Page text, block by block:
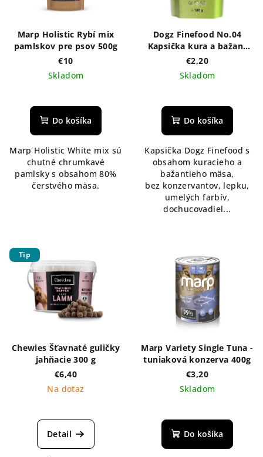
Marp Holistic Rybí mix
pamlskov pre psov 500g
€10
Skladom
Do košíka
Marp Holistic White mix sú
chutné chrumkavé
pamlsky s obsahom 80%
čerstvého mäsa.
Dogz Finefood No.04
Kapsička kura a bažant
100g
€2,20
Skladom
Do košíka
Kapsička Dogz Finefood s
obsahom kuracieho a
bažantieho mäsa,
bez konzervantov, lepku,
umelých farbív,
dochucovadiel...
Tip
Chewies Šťavnaté guličky
jahňacie 300 g
€6,40
Na dotaz
Detail
Marp Variety Single Tuna -
tuniaková konzerva 400g
€3,20
Skladom
Do košíka